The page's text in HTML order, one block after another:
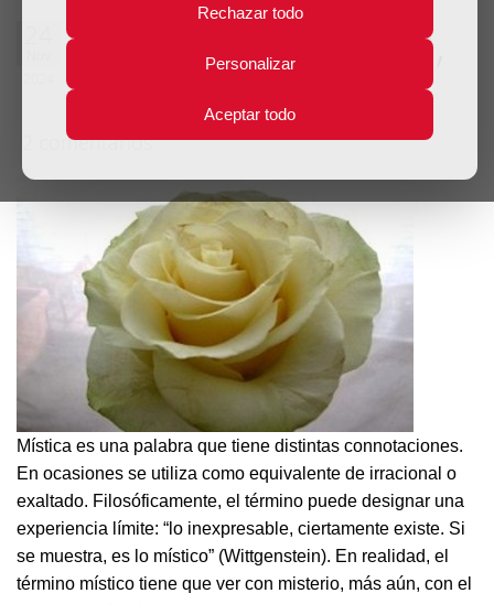
Rechazar todo
Personalizar
Aceptar todo
Un mismo Espíritu,
distintas místicas
2 comentarios
Mística es una palabra que tiene distintas connotaciones.
En ocasiones se utiliza como equivalente de irracional o
exaltado. Filosóficamente, el término puede designar una
experiencia límite: “lo inexpresable, ciertamente existe. Si
se muestra, es lo místico” (Wittgenstein). En realidad, el
término místico tiene que ver con misterio, más aún, con el